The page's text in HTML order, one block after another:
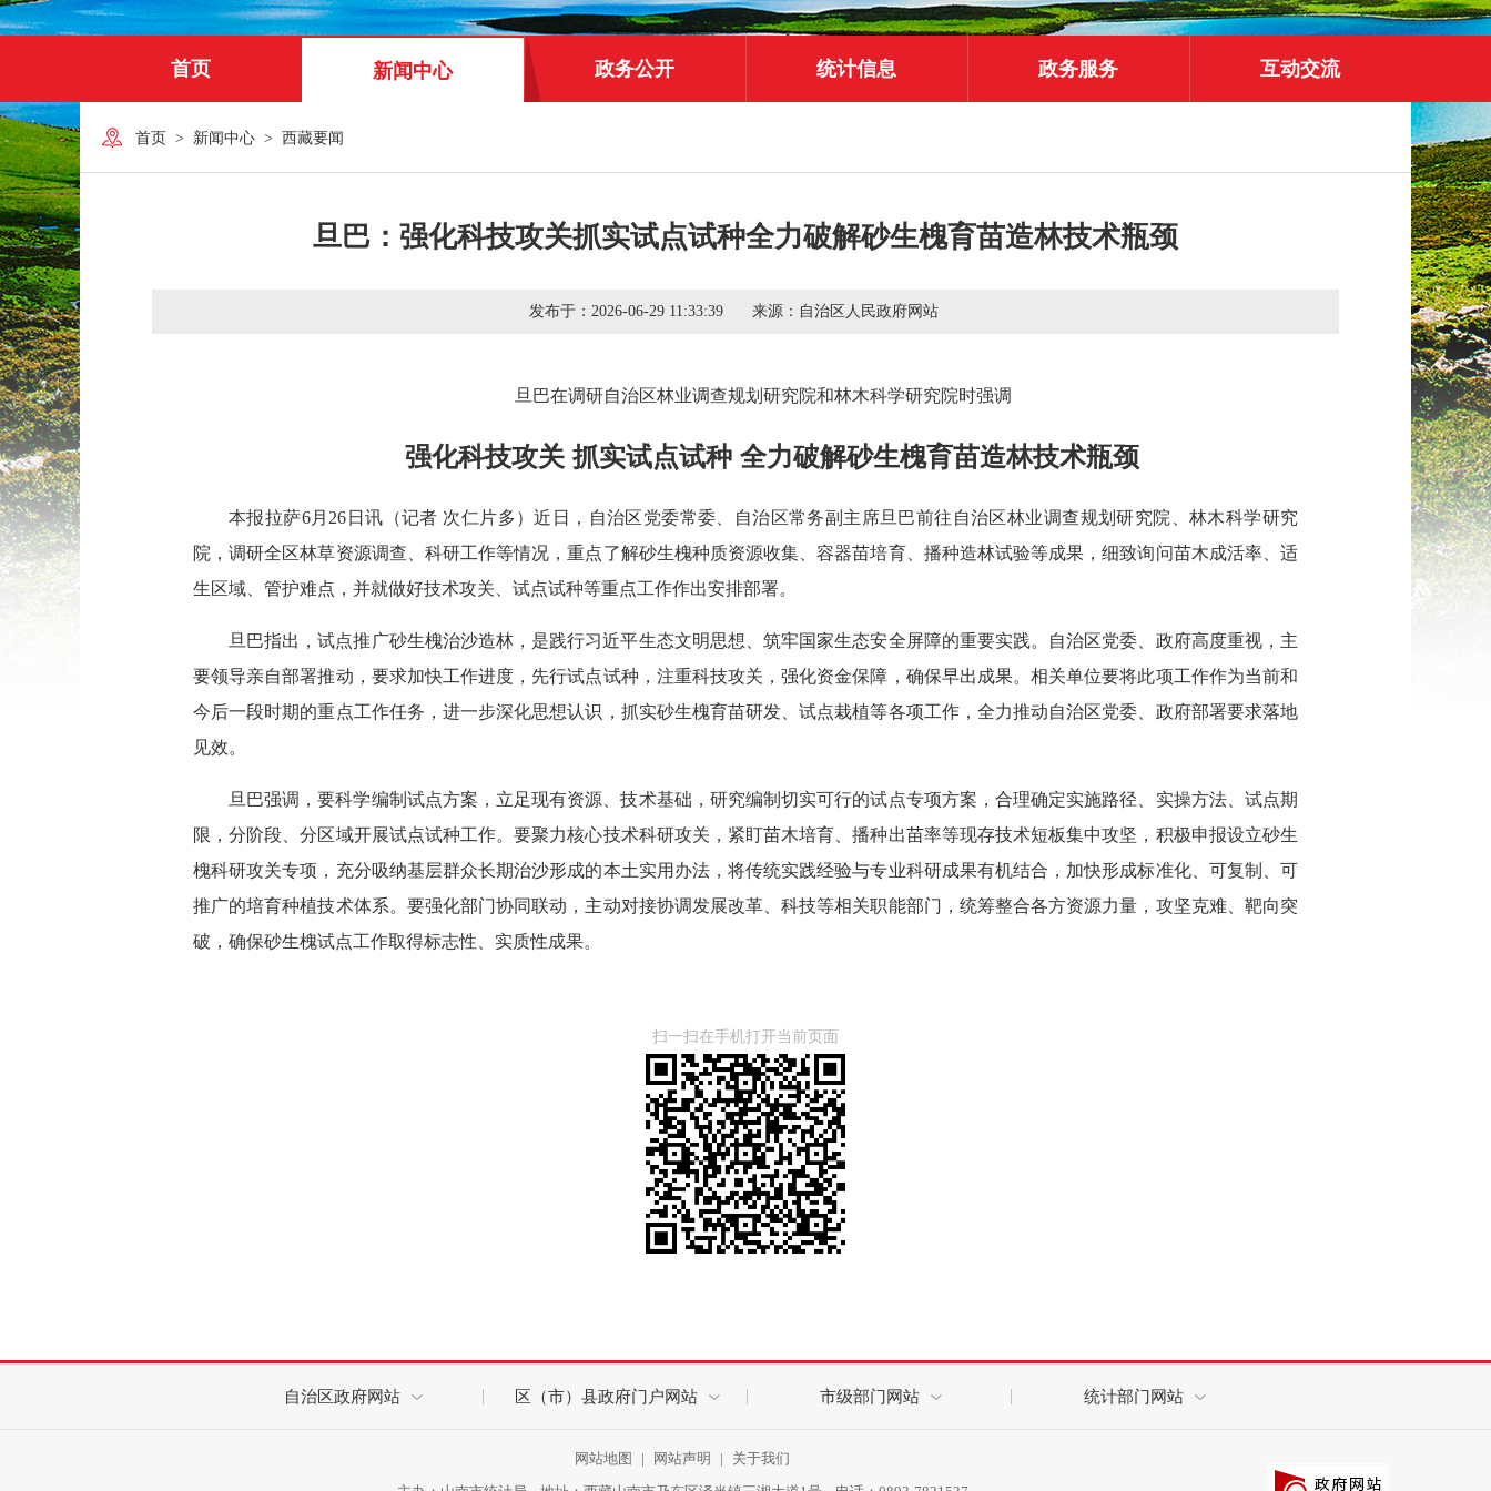
首页 新闻中心 政务公开 统计信息 政务服务 互动交流
首页 > 新闻中心 > 西藏要闻
旦巴：强化科技攻关抓实试点试种全力破解砂生槐育苗造林技术瓶颈
发布于： 2026-06-29 11:33:39 来源： 自治区人民政府网站
旦巴在调研自治区林业调查规划研究院和林木科学研究院时强调
强化科技攻关 抓实试点试种 全力破解砂生槐育苗造林技术瓶颈
本报拉萨6月26日讯（记者 次仁片多）近日，自治区党委常委、自治区常务副主席旦巴前往自治区林业调查规划研究院、林木科学研究
院，调研全区林草资源调查、科研工作等情况，重点了解砂生槐种质资源收集、容器苗培育、播种造林试验等成果，细致询问苗木成活率、适
生区域、管护难点，并就做好技术攻关、试点试种等重点工作作出安排部署。
旦巴指出，试点推广砂生槐治沙造林，是践行习近平生态文明思想、筑牢国家生态安全屏障的重要实践。自治区党委、政府高度重视，主
要领导亲自部署推动，要求加快工作进度，先行试点试种，注重科技攻关，强化资金保障，确保早出成果。相关单位要将此项工作作为当前和
今后一段时期的重点工作任务，进一步深化思想认识，抓实砂生槐育苗研发、试点栽植等各项工作，全力推动自治区党委、政府部署要求落地
见效。
旦巴强调，要科学编制试点方案，立足现有资源、技术基础，研究编制切实可行的试点专项方案，合理确定实施路径、实操方法、试点期
限，分阶段、分区域开展试点试种工作。要聚力核心技术科研攻关，紧盯苗木培育、播种出苗率等现存技术短板集中攻坚，积极申报设立砂生
槐科研攻关专项，充分吸纳基层群众长期治沙形成的本土实用办法，将传统实践经验与专业科研成果有机结合，加快形成标准化、可复制、可
推广的培育种植技术体系。要强化部门协同联动，主动对接协调发展改革、科技等相关职能部门，统筹整合各方资源力量，攻坚克难、靶向突
破，确保砂生槐试点工作取得标志性、实质性成果。
扫一扫在手机打开当前页面
自治区政府网站 区（市）县政府门户网站 市级部门网站 统计部门网站
网站地图 | 网站声明 |
关于我们